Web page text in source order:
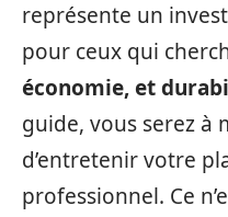
représente un
pour ceux qui
économie, et
guide, vous serez à
d’entretenir votre
professionnel. Ce